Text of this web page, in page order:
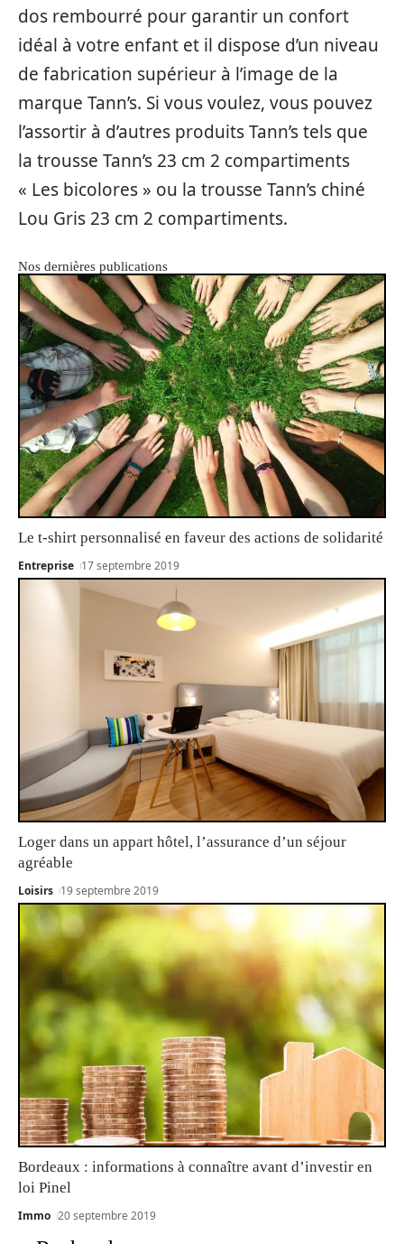
dos rembourré pour garantir un confort
idéal à votre enfant et il dispose d’un niveau
de fabrication supérieur à l’image de la
marque Tann’s. Si vous voulez, vous pouvez
l’assortir à d’autres produits Tann’s tels que
la trousse Tann’s 23 cm 2 compartiments
« Les bicolores » ou la trousse Tann’s chiné
Lou Gris 23 cm 2 compartiments.
Nos dernières publications
Le t-shirt personnalisé en faveur des actions de solidarité
Entreprise 17 septembre 2019
Loger dans un appart hôtel, l’assurance d’un séjour
agréable
Loisirs 19 septembre 2019
Bordeaux : informations à connaître avant d’investir en
loi Pinel
Immo 20 septembre 2019